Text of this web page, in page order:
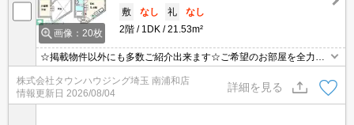
画像：20枚
敷
なし 礼
なし
2階
1DK 21.53m²
☆掲載物件以外にも多数ご紹介出来ます☆ご希望のお部屋を全力で
お探しさせて頂きます♪
株式会社タウンハウジング埼玉 南浦和店
情報更新日 2026/08/04
詳細を見る